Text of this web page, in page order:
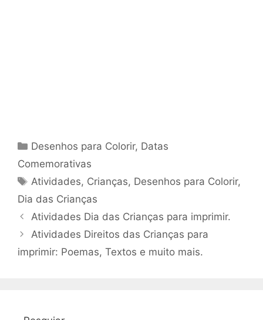
Categorias
Desenhos para Colorir, Datas
Comemorativas
Tags
Atividades, Crianças, Desenhos para Colorir,
Dia das Crianças
Atividades Dia das Crianças para imprimir.
Atividades Direitos das Crianças para
imprimir: Poemas, Textos e muito mais.